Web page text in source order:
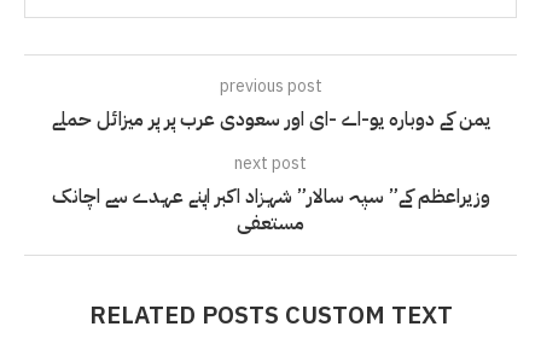
previous post
یمن کے دوبارہ یو-اے -ای اور سعودی عرب پر پر میزائل حملے
next post
وزیراعظم کے” سپہ سالار” شہزاد اکبر اپنے عہدے سے اچانک
مستعفی
RELATED POSTS CUSTOM TEXT